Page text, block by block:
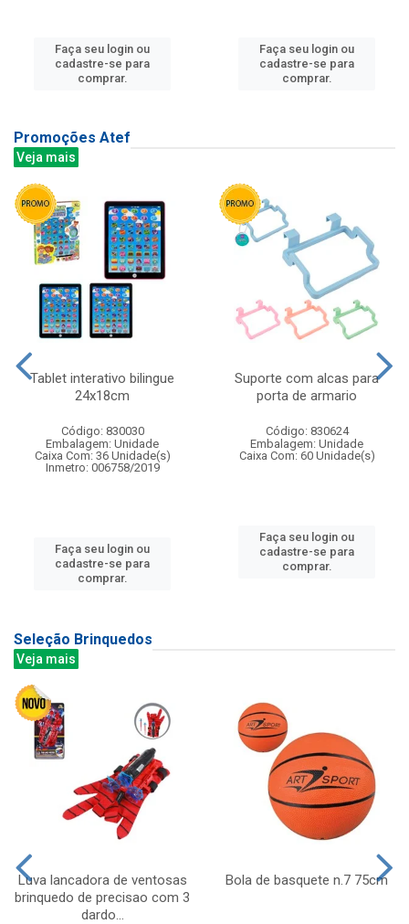
Faça seu login ou
cadastre-se para
comprar.
Faça seu login ou
cadastre-se para
comprar.
Promoções Atef
Veja mais
Tablet interativo bilingue
24x18cm
Código: 830030
Embalagem: Unidade
Caixa Com: 36 Unidade(s)
Inmetro: 006758/2019
Faça seu login ou
cadastre-se para
comprar.
Suporte com alcas para
porta de armario
Código: 830624
Embalagem: Unidade
Caixa Com: 60 Unidade(s)
Faça seu login ou
cadastre-se para
comprar.
Seleção Brinquedos
Veja mais
Luva lancadora de ventosas
brinquedo de precisao com 3
dardo...
Bola de basquete n.7 75cm